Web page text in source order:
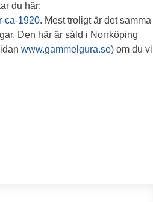
du här:
ca-1920. Mest troligt är det samma
Den här är såld i Norrköping
www.gammelgura.se) om du vill